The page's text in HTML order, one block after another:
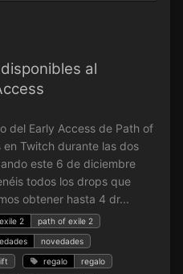
al
del Early Access de Path of
en Twitch durante las dos
este 6 de diciembre
todos los drops que
obtener hasta 4 dr...
2 path of exile 2
novedades
regalo regalo